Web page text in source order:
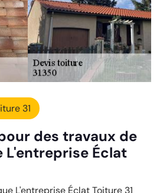
31
des travaux de
L'entreprise Éclat